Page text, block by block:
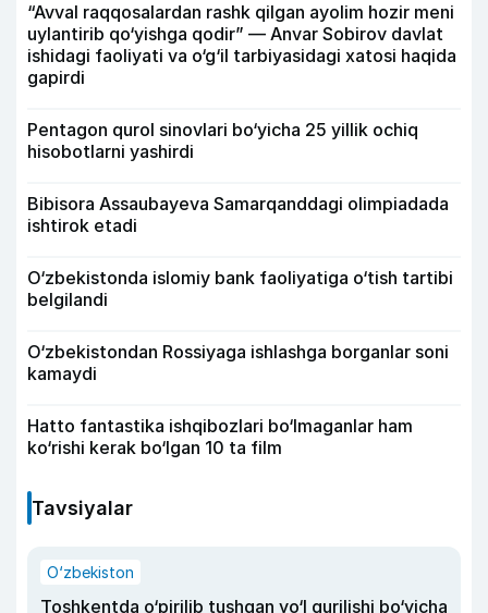
“Avval raqqosalardan rashk qilgan ayolim hozir meni
uylantirib qo‘yishga qodir” — Anvar Sobirov davlat
ishidagi faoliyati va o‘g‘il tarbiyasidagi xatosi haqida
gapirdi
Pentagon qurol sinovlari bo‘yicha 25 yillik ochiq
hisobotlarni yashirdi
Bibisora Assaubayeva Samarqanddagi olimpiadada
ishtirok etadi
O‘zbekistonda islomiy bank faoliyatiga o‘tish tartibi
belgilandi
O‘zbekistondan Rossiyaga ishlashga borganlar soni
kamaydi
Hatto fantastika ishqibozlari bo‘lmaganlar ham
ko‘rishi kerak bo‘lgan 10 ta film
Tavsiyalar
O‘zbekiston
Toshkentda o‘pirilib tushgan yo‘l qurilishi bo‘yicha